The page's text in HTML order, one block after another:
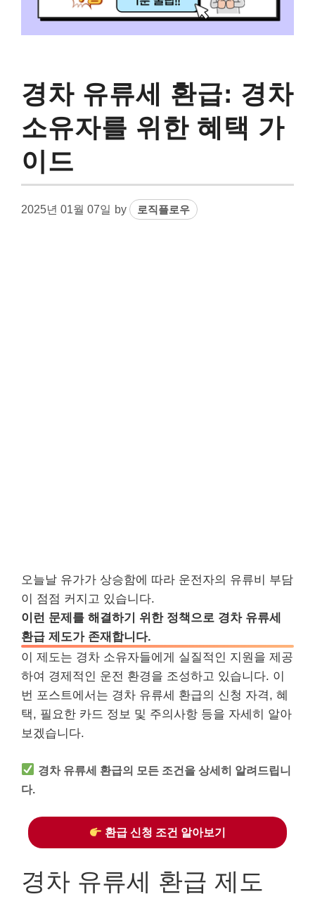
경차 유류세 환급: 경차
소유자를 위한 혜택 가
이드
2025년 01월 07일 by 로직플로우
오늘날 유가가 상승함에 따라 운전자의 유류비 부담
이 점점 커지고 있습니다.
이런 문제를 해결하기 위한 정책으로 경차 유류세
환급 제도가 존재합니다.
이 제도는 경차 소유자들에게 실질적인 지원을 제공
하여 경제적인 운전 환경을 조성하고 있습니다. 이
번 포스트에서는 경차 유류세 환급의 신청 자격, 혜
택, 필요한 카드 정보 및 주의사항 등을 자세히 알아
보겠습니다.
경차 유류세 환급의 모든 조건을 상세히 알려드립니
다.
환급 신청 조건 알아보기
경차 유류세 환급 제도